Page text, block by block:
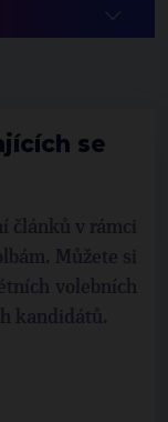
se
článků v rámci
Můžete si
volebních
kandidátů.